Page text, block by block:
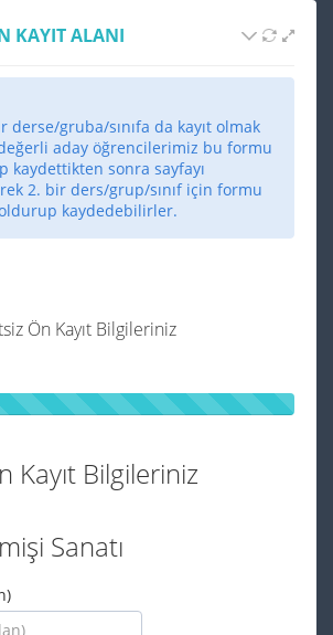
KAYIT ALANI
derse/gruba/sınıfa da kayıt olmak
aday öğrencilerimiz bu formu
kaydettikten sonra sayfayı
2. bir ders/grup/sınıf için formu
kaydedebilirler.
Ön Kayıt Bilgileriniz
Kayıt Bilgileriniz
Sanatı